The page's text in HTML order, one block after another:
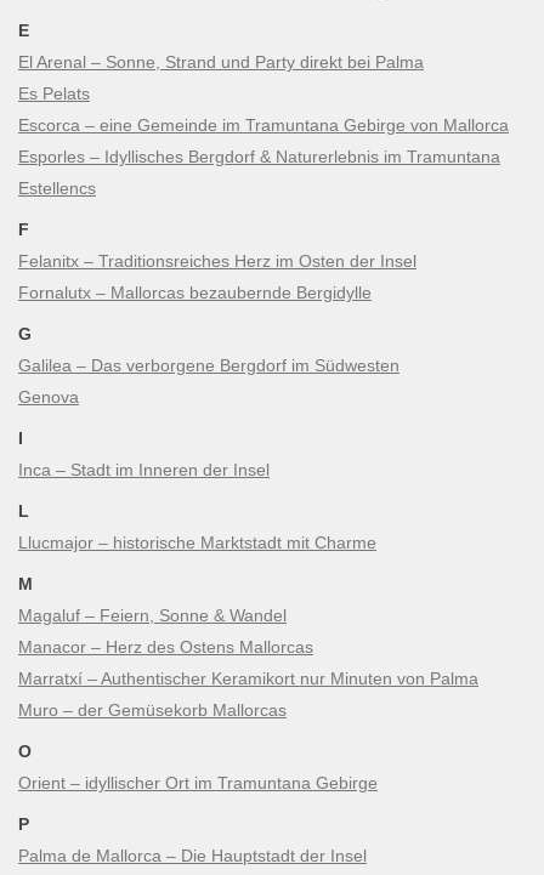
E
El Arenal – Sonne, Strand und Party direkt bei Palma
Es Pelats
Escorca – eine Gemeinde im Tramuntana Gebirge von Mallorca
Esporles – Idyllisches Bergdorf & Naturerlebnis im Tramuntana
Estellencs
F
Felanitx – Traditionsreiches Herz im Osten der Insel
Fornalutx – Mallorcas bezaubernde Bergidylle
G
Galilea – Das verborgene Bergdorf im Südwesten
Genova
I
Inca – Stadt im Inneren der Insel
L
Llucmajor – historische Marktstadt mit Charme
M
Magaluf – Feiern, Sonne & Wandel
Manacor – Herz des Ostens Mallorcas
Marratxí – Authentischer Keramikort nur Minuten von Palma
Muro – der Gemüsekorb Mallorcas
O
Orient – idyllischer Ort im Tramuntana Gebirge
P
Palma de Mallorca – Die Hauptstadt der Insel